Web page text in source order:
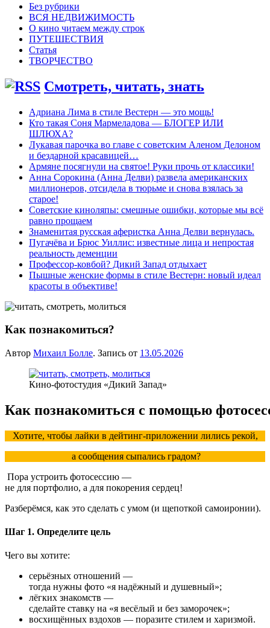
Без рубрики
ВСЯ НЕДВИЖИМОСТЬ
О кино читаем между строк
ПУТЕШЕСТВИЯ
Статья
ТВОРЧЕСТВО
Смотреть, читать, знать
Адриана Лима в стиле Вестерн — это мощь!
Кто такая Соня Мармеладова — БЛОГЕР ИЛИ
ШЛЮХА?
Лукавая парочка во главе с советским Аленом Делоном
и бездарной красавицей…
Армяне посягнули на святое! Руки прочь от классики!
Анна Сорокина (Анна Делви) развела американских
миллионеров, отсидела в тюрьме и снова взялась за
старое!
Советские киноляпы: смешные ошибки, которые мы всё
равно прощаем
Знаменитая русская аферистка Анна Делви вернулась.
Пугачёва и Брюс Уиллис: известные лица и непростая
реальность деменции
Профессор-ковбой? Дикий Запад отдыхает
Пышные женские формы в стиле Вестерн: новый идеал
красоты в объективе!
Как познакомиться?
Автор Михаил Болле. Запись от 13.05.2026
Кино-фотостудия «Дикий Запад»
Как познакомиться с помощью
Хотите, чтобы лайки в дейтинг‑приложении лились рекой,
а сообщения сыпались градом?
Пора устроить фотосессию —
не для портфолио, а для покорения сердец!
Разберёмся, как это сделать с умом (и щепоткой самоиронии).
Шаг 1. Определите цель
Чего вы хотите:
серьёзных отношений —
тогда нужны фото «я надёжный и душевный»;
лёгких знакомств —
сделайте ставку на «я весёлый и без заморочек»;
восхищённых вздохов — поразите стилем и харизмой.